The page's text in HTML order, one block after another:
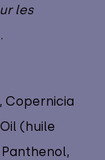
les
Copernicia
(huile